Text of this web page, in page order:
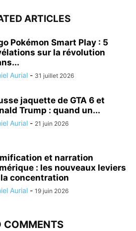
ARTICLES
Pokémon Smart Play : 5
sur la révolution
Aurial - 31 juillet 2026
jaquette de GTA 6 et
Trump : quand un...
Aurial - 21 juin 2026
et narration
: les nouveaux leviers
concentration
Aurial - 19 juin 2026
COMMENTS